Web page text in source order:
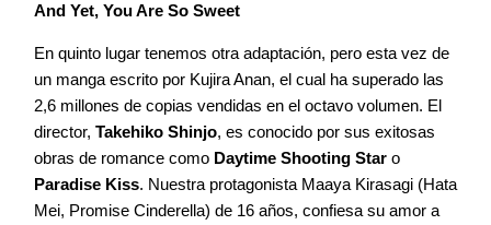
And Yet, You Are So Sweet
En quinto lugar tenemos otra adaptación, pero esta vez de
un manga escrito por Kujira Anan, el cual ha superado las
2,6 millones de copias vendidas en el octavo volumen. El
director, Takehiko Shinjo, es conocido por sus exitosas
obras de romance como Daytime Shooting Star o
Paradise Kiss. Nuestra protagonista Maaya Kirasagi (Hata
Mei, Promise Cinderella) de 16 años, confiesa su amor a